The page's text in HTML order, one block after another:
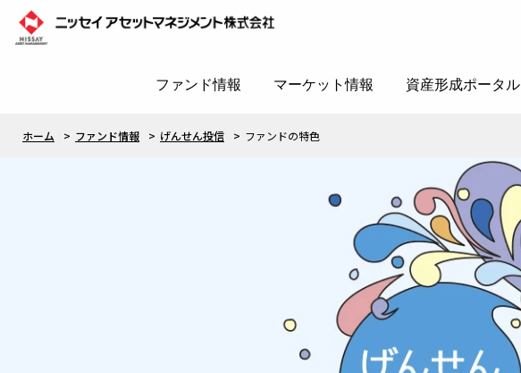
ファンド情報 マーケット情報 資産形成ポータル
ホーム ファンド情報 げんせん投信 ファンドの特色